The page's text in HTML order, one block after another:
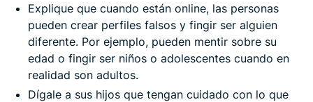
Explique que cuando están online, las personas
pueden crear perfiles falsos y fingir ser alguien
diferente. Por ejemplo, pueden mentir sobre su
edad o fingir ser niños o adolescentes cuando en
realidad son adultos.
Dígale a sus hijos que tengan cuidado con lo que